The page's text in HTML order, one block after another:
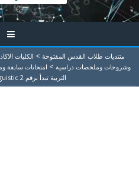
منتديات طلاب القدس المفتوحة > الكليات
وشروحات وملخصات دراسية > امتحانات سابقة
التربية تبدأ برقم 54xx 2